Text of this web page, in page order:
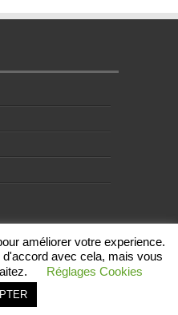
Européen
améliorer votre experience.
avec cela, mais vous
Réglages Cookies